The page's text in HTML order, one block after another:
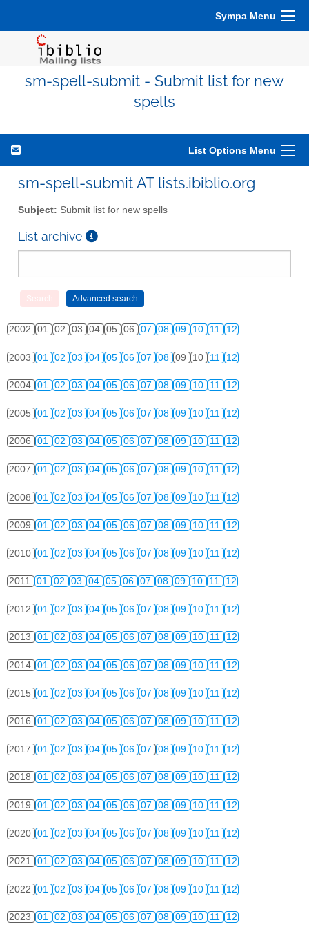
Sympa Menu
sm-spell-submit - Submit list for new
spells
List Options Menu
sm-spell-submit AT lists.ibiblio.org
Subject: Submit list for new spells
List archive
2002 01 02 03 04 05 06 07 08 09 10 11 12
2003 01 02 03 04 05 06 07 08 09 10 11 12
2004 01 02 03 04 05 06 07 08 09 10 11 12
2005 01 02 03 04 05 06 07 08 09 10 11 12
2006 01 02 03 04 05 06 07 08 09 10 11 12
2007 01 02 03 04 05 06 07 08 09 10 11 12
2008 01 02 03 04 05 06 07 08 09 10 11 12
2009 01 02 03 04 05 06 07 08 09 10 11 12
2010 01 02 03 04 05 06 07 08 09 10 11 12
2011 01 02 03 04 05 06 07 08 09 10 11 12
2012 01 02 03 04 05 06 07 08 09 10 11 12
2013 01 02 03 04 05 06 07 08 09 10 11 12
2014 01 02 03 04 05 06 07 08 09 10 11 12
2015 01 02 03 04 05 06 07 08 09 10 11 12
2016 01 02 03 04 05 06 07 08 09 10 11 12
2017 01 02 03 04 05 06 07 08 09 10 11 12
2018 01 02 03 04 05 06 07 08 09 10 11 12
2019 01 02 03 04 05 06 07 08 09 10 11 12
2020 01 02 03 04 05 06 07 08 09 10 11 12
2021 01 02 03 04 05 06 07 08 09 10 11 12
2022 01 02 03 04 05 06 07 08 09 10 11 12
2023 01 02 03 04 05 06 07 08 09 10 11 12